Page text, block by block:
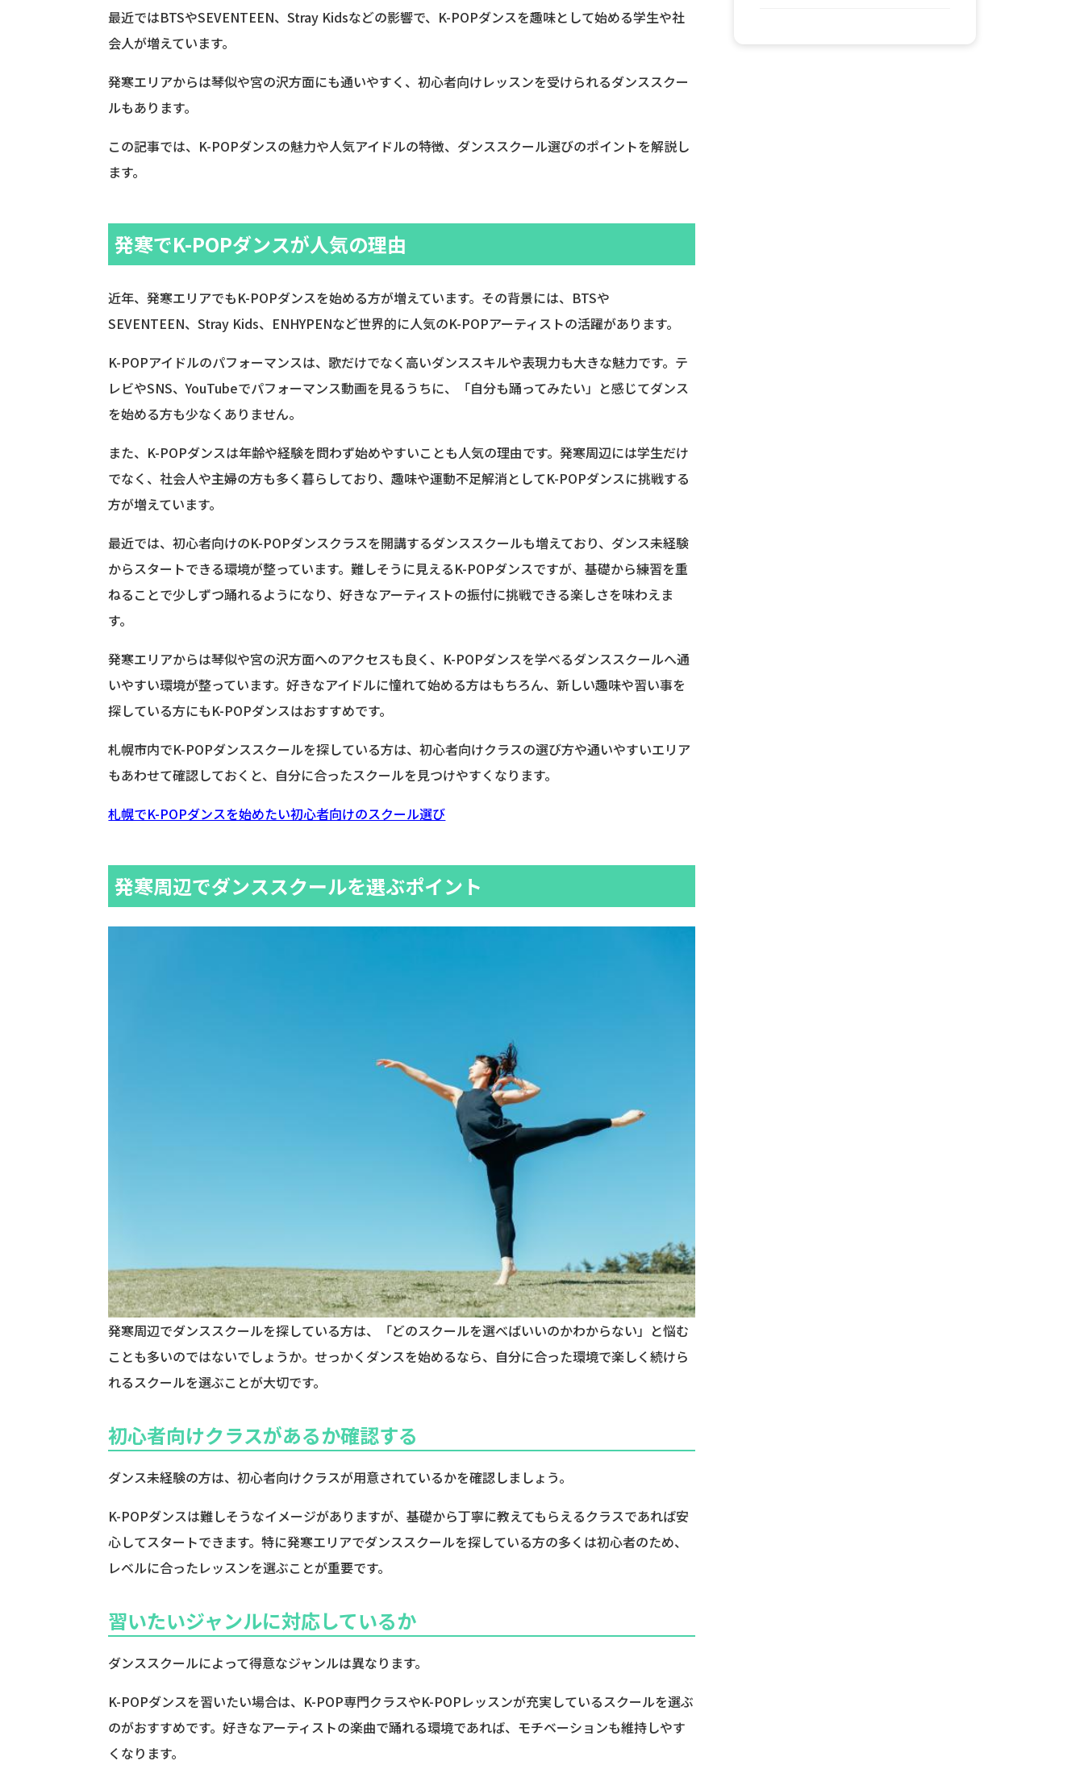
最近ではBTSやSEVENTEEN、Stray Kidsなどの影響で、K-POPダンスを趣味として始める学生や社
会人が増えています。
発寒エリアからは琴似や宮の沢方面にも通いやすく、初心者向けレッスンを受けられるダンススクー
ルもあります。
この記事では、K-POPダンスの魅力や人気アイドルの特徴、ダンススクール選びのポイントを解説し
ます。
発寒でK-POPダンスが人気の理由
近年、発寒エリアでもK-POPダンスを始める方が増えています。その背景には、BTSや
SEVENTEEN、Stray Kids、ENHYPENなど世界的に人気のK-POPアーティストの活躍があります。
K-POPアイドルのパフォーマンスは、歌だけでなく高いダンススキルや表現力も大きな魅力です。テ
レビやSNS、YouTubeでパフォーマンス動画を見るうちに、「自分も踊ってみたい」と感じてダンス
を始める方も少なくありません。
また、K-POPダンスは年齢や経験を問わず始めやすいことも人気の理由です。発寒周辺には学生だけ
でなく、社会人や主婦の方も多く暮らしており、趣味や運動不足解消としてK-POPダンスに挑戦する
方が増えています。
最近では、初心者向けのK-POPダンスクラスを開講するダンススクールも増えており、ダンス未経験
からスタートできる環境が整っています。難しそうに見えるK-POPダンスですが、基礎から練習を重
ねることで少しずつ踊れるようになり、好きなアーティストの振付に挑戦できる楽しさを味わえま
す。
発寒エリアからは琴似や宮の沢方面へのアクセスも良く、K-POPダンスを学べるダンススクールへ通
いやすい環境が整っています。好きなアイドルに憧れて始める方はもちろん、新しい趣味や習い事を
探している方にもK-POPダンスはおすすめです。
札幌市内でK-POPダンススクールを探している方は、初心者向けクラスの選び方や通いやすいエリア
もあわせて確認しておくと、自分に合ったスクールを見つけやすくなります。
札幌でK-POPダンスを始めたい初心者向けのスクール選び
発寒周辺でダンススクールを選ぶポイント
発寒周辺でダンススクールを探している方は、「どのスクールを選べばいいのかわからない」と悩む
ことも多いのではないでしょうか。せっかくダンスを始めるなら、自分に合った環境で楽しく続けら
れるスクールを選ぶことが大切です。
初心者向けクラスがあるか確認する
ダンス未経験の方は、初心者向けクラスが用意されているかを確認しましょう。
K-POPダンスは難しそうなイメージがありますが、基礎から丁寧に教えてもらえるクラスであれば安
心してスタートできます。特に発寒エリアでダンススクールを探している方の多くは初心者のため、
レベルに合ったレッスンを選ぶことが重要です。
習いたいジャンルに対応しているか
ダンススクールによって得意なジャンルは異なります。
K-POPダンスを習いたい場合は、K-POP専門クラスやK-POPレッスンが充実しているスクールを選ぶ
のがおすすめです。好きなアーティストの楽曲で踊れる環境であれば、モチベーションも維持しやす
くなります。